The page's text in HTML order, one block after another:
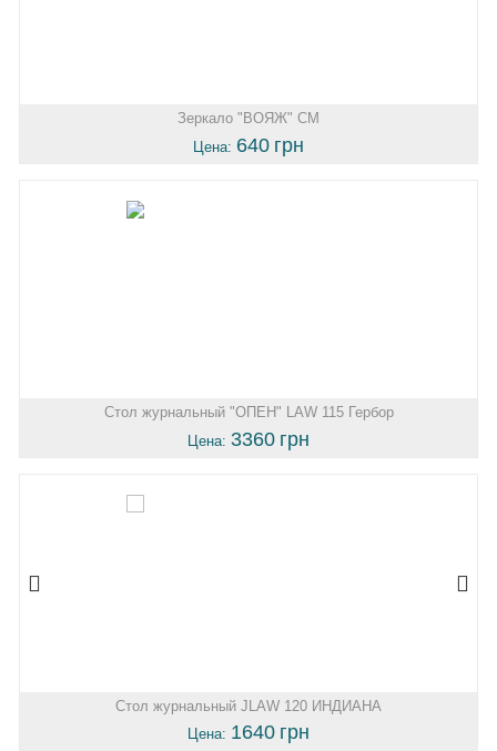
Зеркало "ВОЯЖ" СМ
Цена: 640 грн
Стол журнальный "ОПЕН" LAW 115 Гербор
Цена: 3360 грн
Стол журнальный JLAW 120 ИНДИАНА
Цена: 1640 грн